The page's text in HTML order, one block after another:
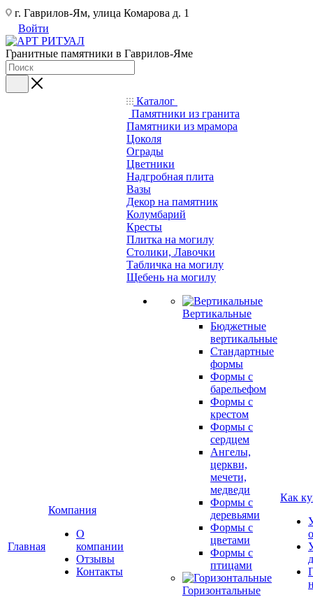
г. Гаврилов-Ям, улица Комарова д. 1
Войти
Гранитные памятники в Гаврилов-Яме
Главная
Компания
О
компании
Отзывы
Контакты
Каталог
Памятники из гранита
Памятники из мрамора
Цоколя
Ограды
Цветники
Надгробная плита
Вазы
Декор на памятник
Колумбарий
Кресты
Плитка на могилу
Столики, Лавочки
Табличка на могилу
Щебень на могилу
Вертикальные
Бюджетные
вертикальные
Стандартные
формы
Формы с
барельефом
Формы с
крестом
Формы с
сердцем
Ангелы,
церкви,
мечети,
медведи
Формы с
деревьями
Формы с
цветами
Формы с
птицами
Горизонтальные
Как